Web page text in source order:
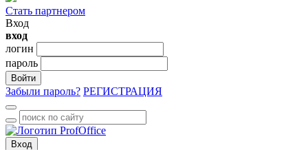
Стать партнером
Вход
вход
логин
пароль
Войти
Забыли пароль? РЕГИСТРАЦИЯ
Вход